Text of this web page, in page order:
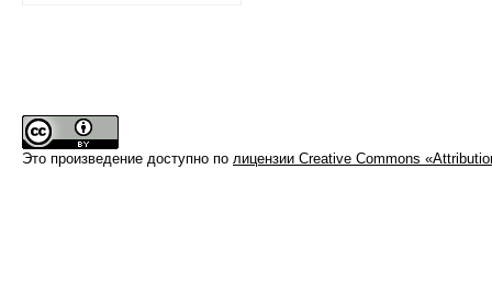
Это произведение доступно по лицензии Creative Commons